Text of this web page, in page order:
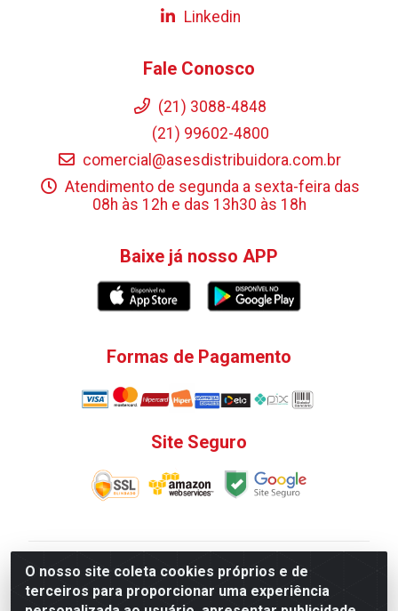
O nosso site coleta cookies próprios e de
terceiros para proporcionar uma experiência
Linkedin
Fale Conosco
(21) 3088-4848
(21) 99602-4800
comercial@asesdistribuidora.com.br
Atendimento de segunda a sexta-feira das
08h às 12h e das 13h30 às 18h
Baixe já nosso APP
Formas de Pagamento
Site Seguro
V. C. Ferragens LTDA - Rua do Matoso, 132 - Praça da
Bandeira, Rio de Janeiro/ RJ - CEP 20.270-135 - CNPJ
12.324.723/0001-25